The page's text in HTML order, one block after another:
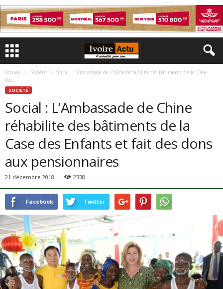
Accueil Société
Social : L’Ambassade de Chine réhabilite des bâtiments de la Case
des...
SOCIÉTÉ
Social : L’Ambassade de Chine
réhabilite des bâtiments de la
Case des Enfants et fait des dons
aux pensionnaires
21 décembre 2018 2338
Facebook Twitter